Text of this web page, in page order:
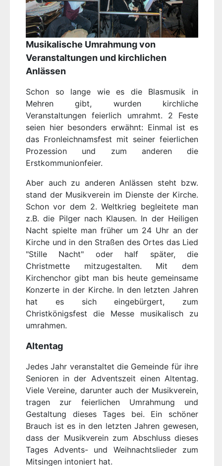
Musikalische Umrahmung von
Veranstaltungen und kirchlichen
Anlässen
Schon so lange wie es die Blasmusik in
Mehren gibt, wurden kirchliche
Veranstaltungen feierlich umrahmt. 2 Feste
seien hier besonders erwähnt: Einmal ist es
das Fronleichnamsfest mit seiner feierlichen
Prozession und zum anderen die
Erstkommunionfeier.
Aber auch zu anderen Anlässen steht bzw.
stand der Musikverein im Dienste der Kirche.
Schon vor dem 2. Weltkrieg begleitete man
z.B. die Pilger nach Klausen. In der Heiligen
Nacht spielte man früher um 24 Uhr an der
Kirche und in den Straßen des Ortes das Lied
"Stille Nacht" oder half später, die
Christmette mitzugestalten. Mit dem
Kirchenchor gibt man bis heute gemeinsame
Konzerte in der Kirche. In den letzten Jahren
hat es sich eingebürgert, zum
Christkönigsfest die Messe musikalisch zu
umrahmen.
Altentag
Jedes Jahr veranstaltet die Gemeinde für ihre
Senioren in der Adventszeit einen Altentag.
Viele Vereine, darunter auch der Musikverein,
tragen zur feierlichen Umrahmung und
Gestaltung dieses Tages bei. Ein schöner
Brauch ist es in den letzten Jahren gewesen,
dass der Musikverein zum Abschluss dieses
Tages Advents- und Weihnachtslieder zum
Mitsingen intoniert hat.